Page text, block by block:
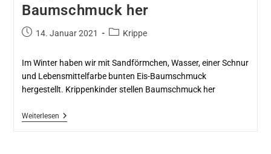
Baumschmuck her
14. Januar 2021 Krippe
Im Winter haben wir mit Sandförmchen, Wasser, einer Schnur
und Lebensmittelfarbe bunten Eis-Baumschmuck
hergestellt. Krippenkinder stellen Baumschmuck her
Weiterlesen